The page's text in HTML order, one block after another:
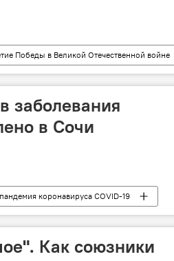
Победы в Великой Отечественной войне
заболевания
в Сочи
коронавируса COVID-19
Как союзники